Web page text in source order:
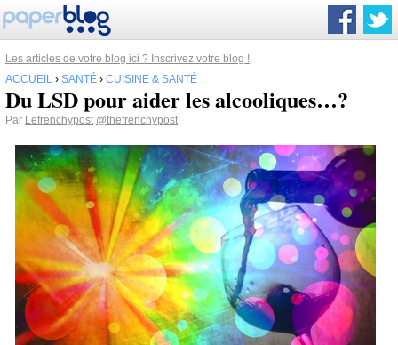
Les articles de votre blog ici ? Inscrivez votre blog !
ACCUEIL › SANTÉ › CUISINE & SANTÉ
Du LSD pour aider les alcooliques…?
Par Lefrenchypost @thefrenchypost